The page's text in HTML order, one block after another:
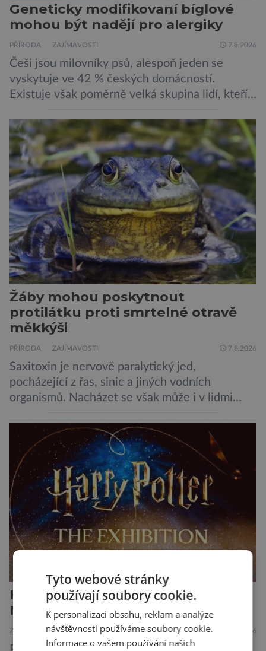
Geneticky modifikovaní bíglové
mohou být nadějí pro alergiky
PŘÍRODA ZAJÍMAVOSTI 7.8.2026
Češi jsou milovníky psů, alespoň jeden se
vyskytuje ve 42 % českých domácností.
Existuje však poměrně velká skupina lidí, kteří
jsou alergičtí. Jejich imunitní systém
přecitlivěle reaguje na proteiny obsažené v
psích slinách, potu, moči a šupinkách kůže,
zachycených v srsti. Vědci nyní geneticky
upravili psy, aby […]
Žáby mohou poskytnout
protilátku proti smrtelné otravě
měkkýši
PŘÍRODA ZAJÍMAVOSTI 7.8.2026
Saxitoxin je nervově paralytický jed,
pocházející z řas, sinic a jiných vodních
organismů. Nacházet se však může i v lidmi
slávky. K příznakům otravy patří paralýza
dýchacích cest, dojít však může až k udušení.
Dosud proti tomuto jedu neexistovala
protilátka, nyní ji zřejmě vědci objevili, ovšem
její zdroj je […]
Harry Potter: The Exhibition.
Neplecha zahájena…
ZAJÍMAVOSTI 6.8.2026
Tyto webové stránky
používají soubory cookie.
K personalizaci obsahu, reklam a analýze
návštěvnosti používáme soubory cookie.
Informace o vašem používání našich